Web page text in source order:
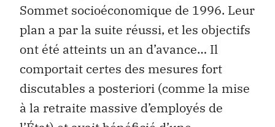
Sommet socioéconomique de 1996. Leur
plan a par la suite réussi, et les objectifs
ont été atteints un an d’avance… Il
comportait certes des mesures fort
discutables a posteriori (comme la mise
à la retraite massive d’employés de